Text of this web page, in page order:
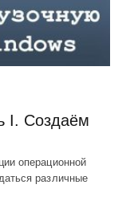
I. Создаём
операционной
различные